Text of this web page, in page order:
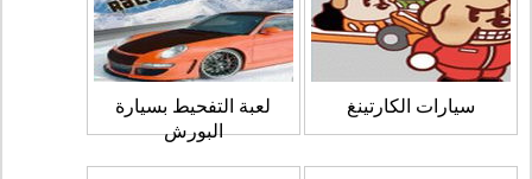
سيارات الكارتينغ
لعبة التفحيط بسيارة
البورش